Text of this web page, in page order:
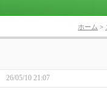
ホーム >
26/05/10 21:07